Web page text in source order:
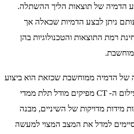
הדמיה של תוצאות הליך ההשתלה.
ניתן לבצע הדמיות שכאלה אך
רמת התוצאות והטכנולוגיות בהן
של הדמיה ממוחשבת שכזאת הוא ביצוע
צילום CT של חלל הפה. מצילום ה- CT מפיקים מודל תלת ממדי
מדויקות של השיניים, מבנה
למדל את המצב המצוי למעשה